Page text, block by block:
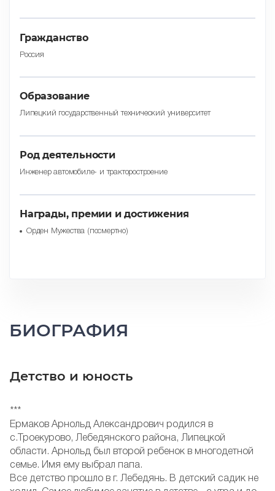
Гражданство
Россия
Образование
Липецкий государственный технический университет
Род деятельности
Инженер автомобиле- и тракторостроение
Награды, премии и достижения
Орден Мужества (посмертно)
БИОГРАФИЯ
Детство и юность
***
Ермаков Арнольд Александрович родился в
с.Троекурово, Лебедянского района, Липецкой
области. Арнольд был второй ребенок в многодетной
семье. Имя ему выбрал папа.
Все детство прошло в г. Лебедянь. В детский садик не